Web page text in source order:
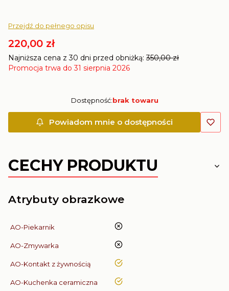
Przejdź do pełnego opisu
220,00 zł
Najniższa cena z 30 dni przed obniżką: 350,00 zł
Promocja trwa do 31 sierpnia 2026
Dostępność:brak towaru
Powiadom mnie o dostępności
CECHY PRODUKTU
Atrybuty obrazkowe
AO-Piekarnik nie
AO-Zmywarka nie
AO-Kontakt z żywnością tak
AO-Kuchenka ceramiczna tak